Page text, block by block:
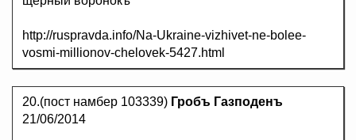
http://ruspravda.info/Na-Ukraine-vizhivet-ne-bolee-
vosmi-millionov-chelovek-5427.html
20.(пост намбер 103339) Гробъ Газподенъ
21/06/2014